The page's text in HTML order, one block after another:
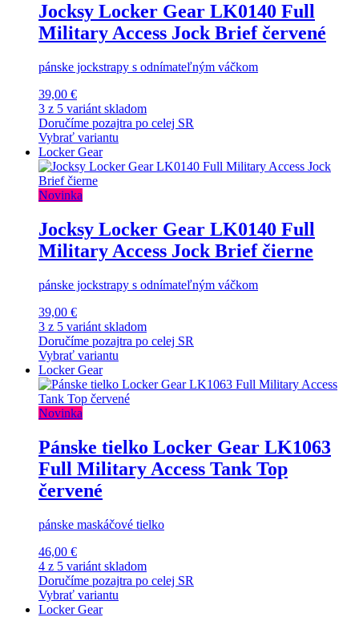
Jocksy Locker Gear LK0140 Full
Military Access Jock Brief červené
pánske jockstrapy s odnímateľným váčkom
39,00 €
3 z 5 variánt skladom
Doručíme pozajtra po celej SR
Vybrať variantu
Locker Gear
Novinka
Jocksy Locker Gear LK0140 Full
Military Access Jock Brief čierne
pánske jockstrapy s odnímateľným váčkom
39,00 €
3 z 5 variánt skladom
Doručíme pozajtra po celej SR
Vybrať variantu
Locker Gear
Novinka
Pánske tielko Locker Gear LK1063
Full Military Access Tank Top
červené
pánske maskáčové tielko
46,00 €
4 z 5 variánt skladom
Doručíme pozajtra po celej SR
Vybrať variantu
Locker Gear